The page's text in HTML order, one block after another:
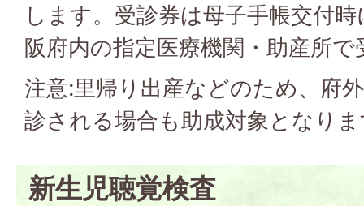
します。受診券は母子手帳交付
阪府内の指定医療機関・助産所で
注意:里帰り出産などのため、府
診される場合も助成対象となり
新生児聴覚検査